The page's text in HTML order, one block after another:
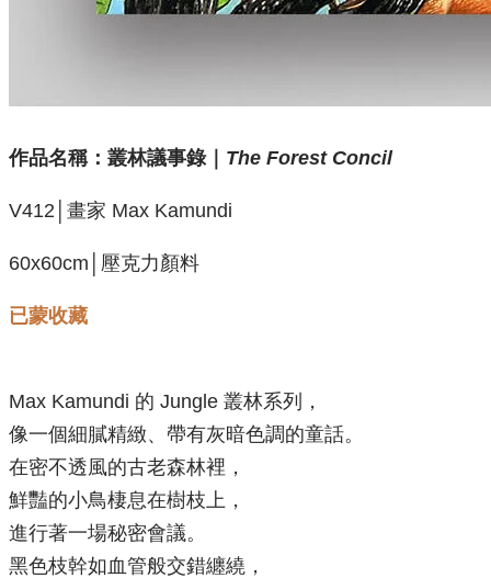
作品名稱：叢林議事錄｜ The Forest Concil
V412│畫家 Max Kamundi
60x60cm│壓克力顏料
已蒙收藏
Max Kamundi 的 Jungle 叢林系列，
像一個細膩精緻、帶有灰暗色調的童話。
在密不透風的古老森林裡，
鮮豔的小鳥棲息在樹枝上，
進行著一場秘密會議。
黑色枝幹如血管般交錯纏繞，